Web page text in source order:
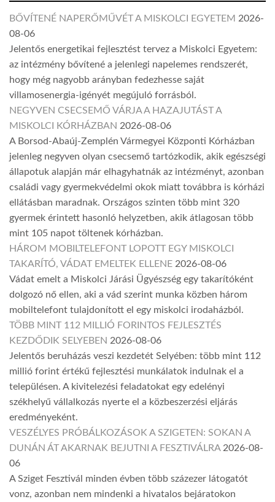
BŐVÍTENÉ NAPERŐMŰVÉT A MISKOLCI EGYETEM 2026-
08-06
Jelentős energetikai fejlesztést tervez a Miskolci Egyetem:
az intézmény bővítené a jelenlegi napelemes rendszerét,
hogy még nagyobb arányban fedezhesse saját
villamosenergia-igényét megújuló forrásból.
NEGYVEN CSECSEMŐ VÁRJA A HAZAJUTÁST A
MISKOLCI KÓRHÁZBAN 2026-08-06
A Borsod-Abaúj-Zemplén Vármegyei Központi Kórházban
jelenleg negyven olyan csecsemő tartózkodik, akik egészségi
állapotuk alapján már elhagyhatnák az intézményt, azonban
családi vagy gyermekvédelmi okok miatt továbbra is kórházi
ellátásban maradnak. Országos szinten több mint 320
gyermek érintett hasonló helyzetben, akik átlagosan több
mint 105 napot töltenek kórházban.
HÁROM MOBILTELEFONT LOPOTT EGY MISKOLCI
TAKARÍTÓ, VÁDAT EMELTEK ELLENE 2026-08-06
Vádat emelt a Miskolci Járási Ügyészség egy takarítóként
dolgozó nő ellen, aki a vád szerint munka közben három
mobiltelefont tulajdonított el egy miskolci irodaházból.
TÖBB MINT 112 MILLIÓ FORINTOS FEJLESZTÉS
KEZDŐDIK SELYEBEN 2026-08-06
Jelentős beruházás veszi kezdetét Selyében: több mint 112
millió forint értékű fejlesztési munkálatok indulnak el a
településen. A kivitelezési feladatokat egy edelényi
székhelyű vállalkozás nyerte el a közbeszerzési eljárás
eredményeként.
VESZÉLYES PRÓBÁLKOZÁSOK A SZIGETEN: SOKAN A
DUNÁN ÁT AKARNAK BEJUTNI A FESZTIVÁLRA 2026-08-
06
A Sziget Fesztivál minden évben több százezer látogatót
vonz, azonban nem mindenki a hivatalos bejáratokon